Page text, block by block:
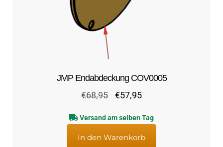
JMP Endabdeckung COV0005
€68,95
Ursprünglicher
war:
€68,95
€57,95Aktueller
ist:
€57,95.
Versand am selben Tag
In den Warenkorb